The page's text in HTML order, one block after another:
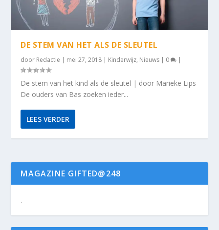
DE STEM VAN HET ALS DE SLEUTEL
door Redactie mei 27, 2018 Kinderwijz, Nieuws 0
De stem van het kind als de sleutel | door Marieke Lips
De ouders van Bas zoeken ieder...
LEES VERDER
MAGAZINE GIFTED@248
.